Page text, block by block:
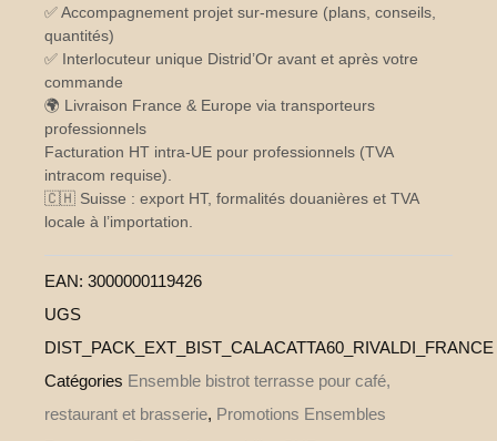
✅ Accompagnement projet sur-mesure (plans, conseils,
quantités)
✅ Interlocuteur unique Distrid’Or avant et après votre
commande
🌍 Livraison France & Europe via transporteurs
professionnels
Facturation HT intra-UE pour professionnels (TVA
intracom requise).
🇨🇭 Suisse : export HT, formalités douanières et TVA
locale à l’importation.
EAN: 3000000119426
UGS
DIST_PACK_EXT_BIST_CALACATTA60_RIVALDI_FRANCE
Catégories Ensemble bistrot terrasse pour café,
restaurant et brasserie, Promotions Ensembles